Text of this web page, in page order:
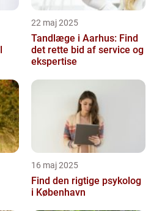
22 maj 2025
Tandlæge i Aarhus: Find
det rette bid af service og
ekspertise
16 maj 2025
Find den rigtige psykolog
i København